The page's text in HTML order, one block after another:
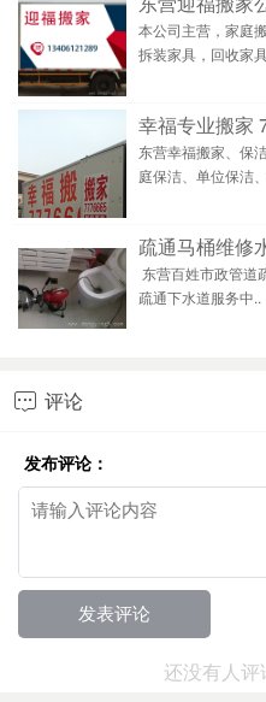
本公司主营，家庭
拆装家具，回收家
幸福专业搬家
东营幸福搬家、保
庭保洁、单位保洁
疏通马桶维修
东营百姓市政管道
疏通下水道服务中..
 评论
发布评论：
还没有人评